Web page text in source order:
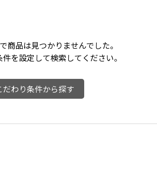
商品は見つかりませんでした。
を設定して検索してください。
だわり条件から探す